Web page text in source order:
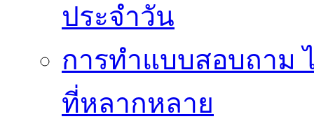
ประจำวัน
การทำแบบสอบถาม
ที่หลากหลาย